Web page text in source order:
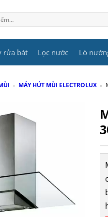
rửa bát Lọc nước Lò
» MÁY HÚT MÙI ELECTROLUX »